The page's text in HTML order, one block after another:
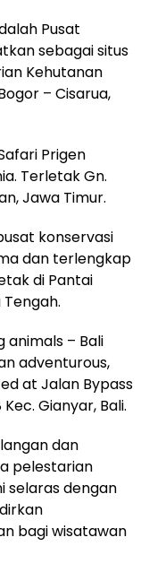
Pusat
sebagai situs
Kehutanan
– Cisarua,
Prigen
Terletak Gn.
Jawa Timur.
konservasi
dan terlengkap
di Pantai
animals – Bali
adventurous,
at Jalan Bypass
Gianyar, Bali.
dan
pelestarian
selaras dengan
bagi wisatawan